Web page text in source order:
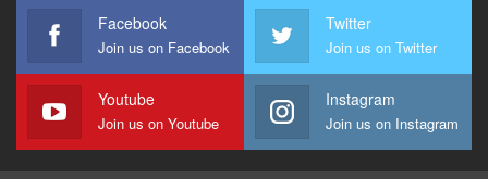
Facebook
Join us on Facebook
Twitter
Join us on Twitter
Youtube
Join us on Youtube
Instagram
Join us on Instagram